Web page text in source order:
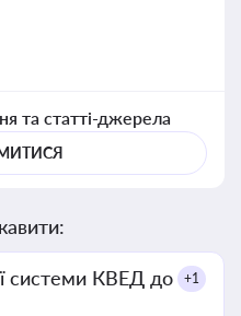
та статті-джерела
системи КВЕД до
+1